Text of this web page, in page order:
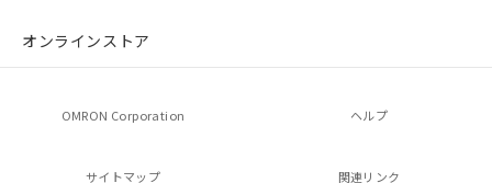
オンラインストア
OMRON Corporation ヘルプ
サイトマップ 関連リンク